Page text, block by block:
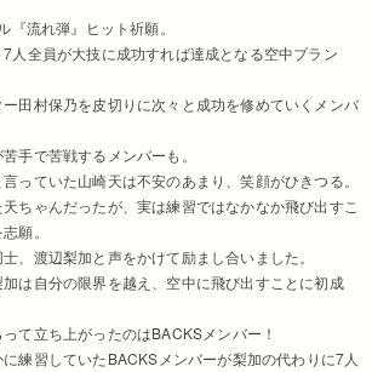
流れ弾』ヒット祈願。
人全員が大技に成功すれば達成となる空中ブラン
ー田村保乃を皮切りに次々と成功を修めていくメンバ
手で苦戦するメンバーも。
っていた山崎天は不安のあまり、笑顔がひきつる。
ちゃんだったが、実は練習ではなかなか飛び出すこ
願。
、渡辺梨加と声をかけて励まし合いました。
は自分の限界を越え、空中に飛び出すことに初成
て立ち上がったのはBACKSメンバー！
練習していたBACKSメンバーが梨加の代わりに7人